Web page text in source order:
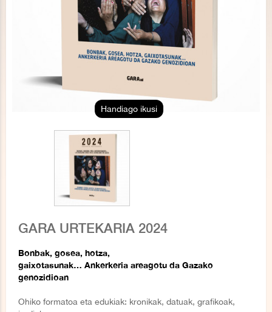
Handiago ikusi
GARA URTEKARIA 2024
Bonbak, gosea, hotza,
gaixotasunak… Ankerkeria areagotu da Gazako
genozidioan
Ohiko formatoa eta edukiak: kronikak, datuak, grafikoak,